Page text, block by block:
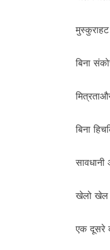
बिना
बिना
खेलो
एक दूसरे